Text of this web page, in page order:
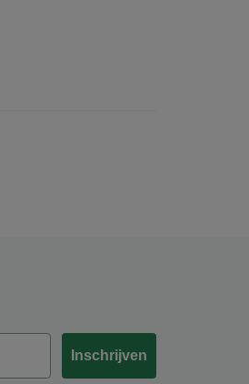
Inschrijven